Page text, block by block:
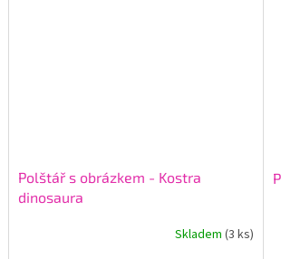
Polštář s obrázkem - Kostra
dinosaura
Skladem (3 ks)